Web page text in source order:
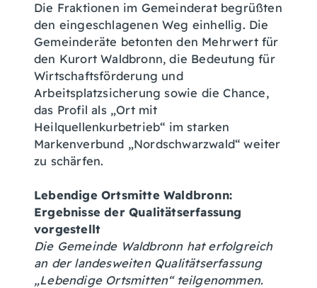
Die Fraktionen im Gemeinderat begrüßten
den eingeschlagenen Weg einhellig. Die
Gemeinderäte betonten den Mehrwert für
den Kurort Waldbronn, die Bedeutung für
Wirtschaftsförderung und
Arbeitsplatzsicherung sowie die Chance,
das Profil als „Ort mit
Heilquellenkurbetrieb“ im starken
Markenverbund „Nordschwarzwald“ weiter
zu schärfen.
Lebendige Ortsmitte Waldbronn:
Ergebnisse der Qualitätserfassung
vorgestellt
Die Gemeinde Waldbronn hat erfolgreich
an der landesweiten Qualitätserfassung
„Lebendige Ortsmitten“ teilgenommen.